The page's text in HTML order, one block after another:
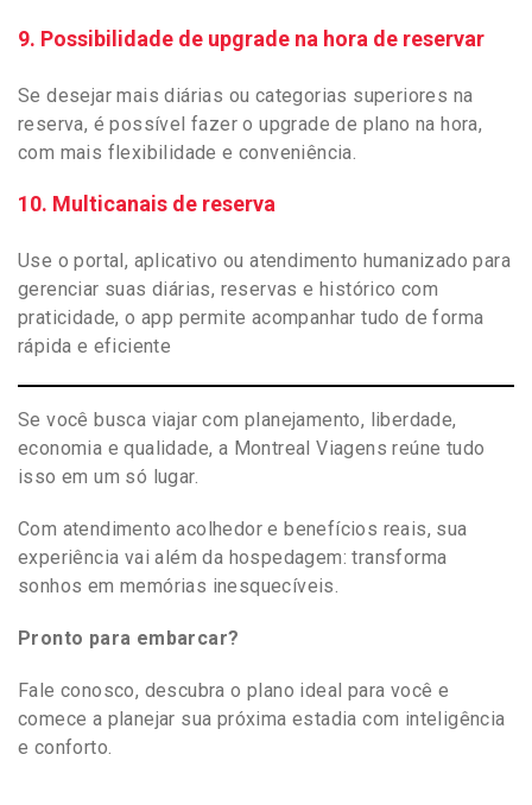
9. Possibilidade de upgrade na hora de reservar
Se desejar mais diárias ou categorias superiores na
reserva, é possível fazer o upgrade de plano na hora,
com mais flexibilidade e conveniência.
10. Multicanais de reserva
Use o portal, aplicativo ou atendimento humanizado para
gerenciar suas diárias, reservas e histórico com
praticidade, o app permite acompanhar tudo de forma
rápida e eficiente
Se você busca viajar com planejamento, liberdade,
economia e qualidade, a Montreal Viagens reúne tudo
isso em um só lugar.
Com atendimento acolhedor e benefícios reais, sua
experiência vai além da hospedagem: transforma
sonhos em memórias inesquecíveis.
Pronto para embarcar?
Fale conosco, descubra o plano ideal para você e
comece a planejar sua próxima estadia com inteligência
e conforto.